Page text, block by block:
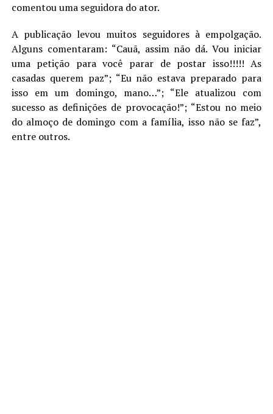
comentou uma seguidora do ator.
A publicação levou muitos seguidores à empolgação.
Alguns comentaram: “Cauã, assim não dá. Vou iniciar
uma petição para você parar de postar isso!!!!! As
casadas querem paz”; “Eu não estava preparado para
isso em um domingo, mano…”; “Ele atualizou com
sucesso as definições de provocação!”; “Estou no meio
do almoço de domingo com a família, isso não se faz”,
entre outros.